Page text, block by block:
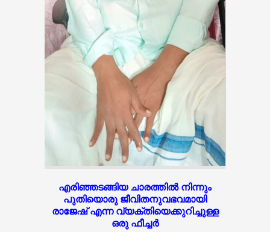
എരിഞ്ഞടങ്ങിയ ചാരത്തിൽ നിന്നും
പുതിയൊരു ജീവിതനുവഭവമായി
രാജേഷ് എന്ന വ്യക്തിയെക്കുറിച്ചുള്ള
ഒരു ഫീച്ചർ